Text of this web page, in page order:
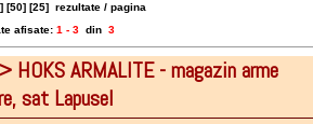
] [50] [25] rezultate / pagina
afisate: 1 - 3 din 3
HOKS ARMALITE - magazin arme
sat Lapusel